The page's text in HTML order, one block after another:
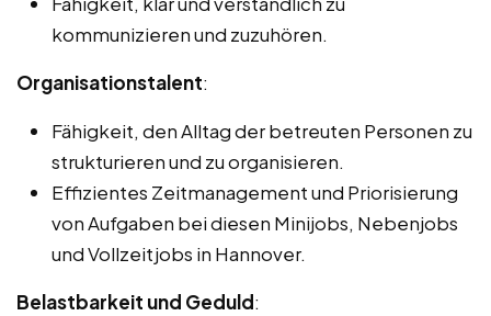
kommunizieren und zuzuhören.
Organisationstalent:
Fähigkeit, den Alltag der betreuten Personen zu
strukturieren und zu organisieren.
Effizientes Zeitmanagement und Priorisierung
von Aufgaben bei diesen Minijobs, Nebenjobs
und Vollzeitjobs in Hannover.
Belastbarkeit und Geduld: